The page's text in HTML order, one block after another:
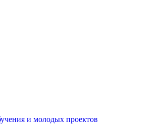
и молодых проектов